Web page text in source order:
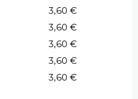
3,60 €
3,60 €
3,60 €
3,60 €
3,60 €